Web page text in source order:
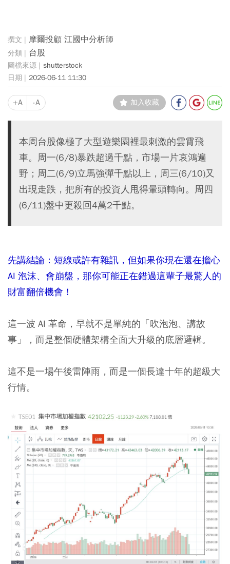
摩爾投顧 江國中分析師
台股
shutterstock
2026-06-11 11:30
+A -A 加入收藏
本周台股像極了大型遊樂園裡最刺激的雲霄飛
車。周一(6/8)暴跌超過千點，市場一片哀鴻遍
野；周二(6/9)立馬強彈千點以上，周三(6/10)又
出現走跌，把所有的投資人甩得暈頭轉向。周四
(6/11)盤中更殺回4萬2千點。
先講結論：短線或許有雜訊，但如果你現在還在擔心
AI 泡沫、會崩盤，那你可能正在錯過這輩子最驚人的
財富翻倍機會！
這一波 AI 革命，早就不是單純的「吹泡泡、講故
事」，而是整個硬體架構全面大升級的底層邏輯。
這不是一場午後雷陣雨，而是一個長達十年的超級大
行情。